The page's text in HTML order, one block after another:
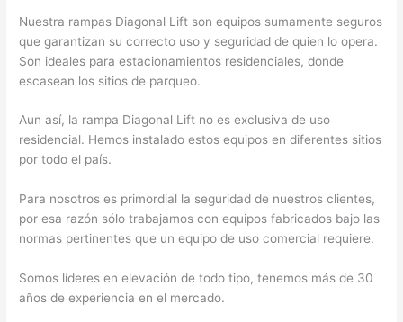
Nuestra rampas Diagonal Lift son equipos sumamente seguros
que garantizan su correcto uso y seguridad de quien lo opera.
Son ideales para estacionamientos residenciales, donde
escasean los sitios de parqueo.
Aun así, la rampa Diagonal Lift no es exclusiva de uso
residencial. Hemos instalado estos equipos en diferentes sitios
por todo el país.
Para nosotros es primordial la seguridad de nuestros clientes,
por esa razón sólo trabajamos con equipos fabricados bajo las
normas pertinentes que un equipo de uso comercial requiere.
Somos líderes en elevación de todo tipo, tenemos más de 30
años de experiencia en el mercado.